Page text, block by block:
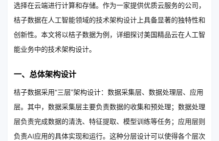
选择在云端进行计算和存储。作为一家提供优质云服务的公司，
桔子数据在人工智能领域的技术架构设计上具备显著的独特性和
创新性。本文将以桔子数据为例，详细探讨美国精品云在人工智
能业务中的技术架构设计。
一、总体架构设计
桔子数据采用“三层”架构设计：数据采集层、数据处理层、应用
层。其中，数据采集层主要负责数据的收集和预处理；数据处理
层负责完成数据的清洗、特征提取、模型训练等任务；应用层则
负责AI应用的具体实现和运行。这种分层设计可以使得各个层次